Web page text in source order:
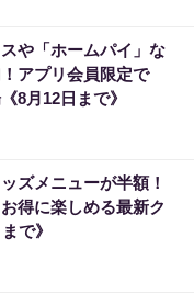
や「ホームパイ」な
アプリ会員限定で
8月12日まで》
ズメニューが半額！
得に楽しめる最新ク
で》